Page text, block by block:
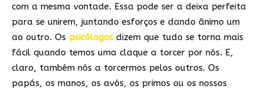
com a mesma vontade. Essa pode ser a deixa perfeita
para se unirem, juntando esforços e dando ânimo um
ao outro. Os psicólogos dizem que tudo se torna mais
fácil quando temos uma claque a torcer por nós. E,
claro, também nós a torcermos pelos outros. Os
papás, os manos, os avós, os primos ou os nossos